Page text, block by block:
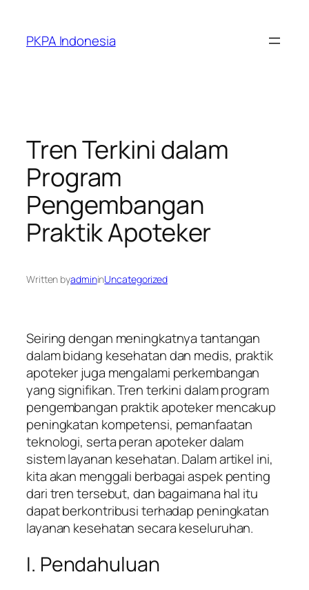
content
PKPA Indonesia
Tren Terkini dalam
Program
Pengembangan
Praktik Apoteker
Written byadmininUncategorized
Seiring dengan meningkatnya tantangan
dalam bidang kesehatan dan medis, praktik
apoteker juga mengalami perkembangan
yang signifikan. Tren terkini dalam program
pengembangan praktik apoteker mencakup
peningkatan kompetensi, pemanfaatan
teknologi, serta peran apoteker dalam
sistem layanan kesehatan. Dalam artikel ini,
kita akan menggali berbagai aspek penting
dari tren tersebut, dan bagaimana hal itu
dapat berkontribusi terhadap peningkatan
layanan kesehatan secara keseluruhan.
I. Pendahuluan